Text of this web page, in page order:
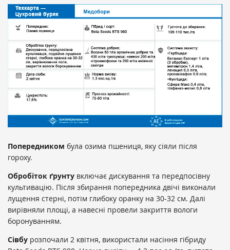
Попередником була озима пшениця, яку сіяли після
гороху.
Обробіток ґрунту включає дискування та передпосівну
культивацію. Після збирання попередника двічі виконали
лущення стерні, потім глибоку оранку на 30-32 см. Далі
вирівняли площі, а навесні провели закриття вологи
боронуванням.
Сівбу розпочали 2 квітня, використали насіння гібриду